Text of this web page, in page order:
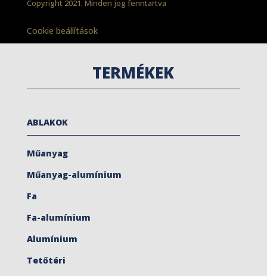
Copyright 2021. Minden jog fenntartva
Cookie beállítások
TERMÉKEK
ABLAKOK
Műanyag
Műanyag-alumínium
Fa
Fa-alumínium
Alumínium
Tetőtéri